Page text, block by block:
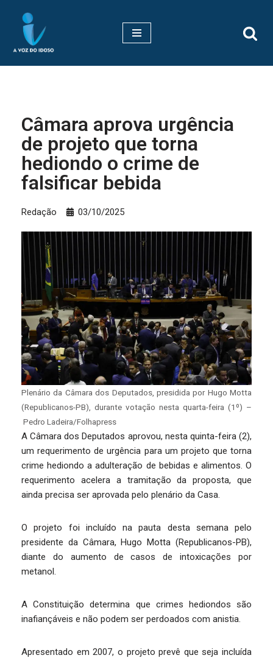
Pular
para
Câmara aprova urgência
de projeto que torna
hediondo o crime de
falsificar bebida
Redação 03/10/2025
Plenário da Câmara dos Deputados, presidida por Hugo Motta
(Republicanos-PB), durante votação nesta quarta-feira (1º) –
Pedro Ladeira/Folhapress
A Câmara dos Deputados aprovou, nesta quinta-feira (2),
um requerimento de urgência para um projeto que torna
crime hediondo a adulteração de bebidas e alimentos. O
requerimento acelera a tramitação da proposta, que
ainda precisa ser aprovada pelo plenário da Casa.
O projeto foi incluído na pauta desta semana pelo
presidente da Câmara, Hugo Motta (Republicanos-PB),
diante do aumento de casos de intoxicações por
metanol.
A Constituição determina que crimes hediondos são
inafiançáveis e não podem ser perdoados com anistia.
Apresentado em 2007, o projeto prevê que seja incluída